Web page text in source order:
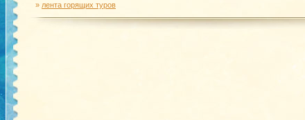
» лента горящих туров